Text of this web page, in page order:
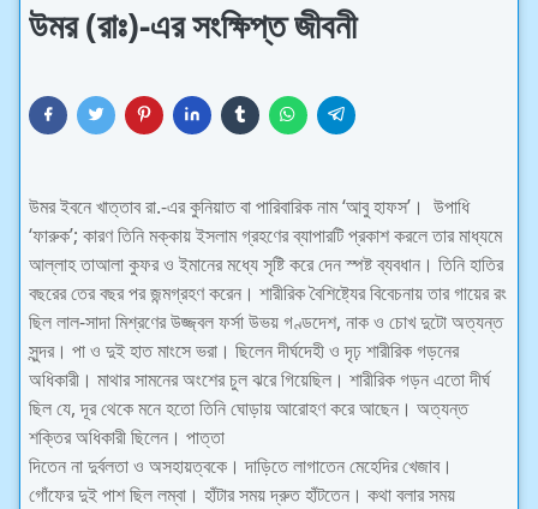
উমর (রাঃ)-এর সংক্ষিপ্ত জীবনী
উমর ইবনে খাত্তাব রা.-এর কুনিয়াত বা পারিবারিক নাম ‘আবু হাফস’। উপাধি
‘ফারুক’; কারণ তিনি মক্কায় ইসলাম গ্রহণের ব্যাপারটি প্রকাশ করলে তার মাধ্যমে
আল্লাহ তাআলা কুফর ও ইমানের মধ্যে সৃষ্টি করে দেন স্পষ্ট ব্যবধান। তিনি হাতির
বছরের তের বছর পর জন্মগ্রহণ করেন। শারীরিক বৈশিষ্ট্যের বিবেচনায় তার গায়ের রং
ছিল লাল-সাদা মিশ্রণের উজ্জ্বল ফর্সা উভয় গণ্ডদেশ, নাক ও চোখ দুটো অত্যন্ত
সুন্দর। পা ও দুই হাত মাংসে ভরা। ছিলেন দীর্ঘদেহী ও দৃঢ় শারীরিক গড়নের
অধিকারী। মাথার সামনের অংশের চুল ঝরে গিয়েছিল। শারীরিক গড়ন এতাে দীর্ঘ
ছিল যে, দূর থেকে মনে হতাে তিনি ঘােড়ায় আরােহণ করে আছেন। অত্যন্ত
শক্তির অধিকারী ছিলেন। পাত্তা
দিতেন না দুর্বলতা ও অসহায়ত্বকে। দাড়িতে লাগাতেন মেহেদির খেজাব।
গোঁফের দুই পাশ ছিল লম্বা। হাঁটার সময় দ্রুত হাঁটতেন। কথা বলার সময়